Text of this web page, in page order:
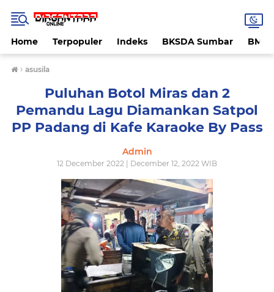
Home Terpopuler Indeks BKSDA Sumbar
› asusila
Puluhan Botol Miras dan 2
Pemandu Lagu Diamankan Satpol
PP Padang di Kafe Karaoke By Pass
Admin
12 December 2022 | December 12, 2022 WIB